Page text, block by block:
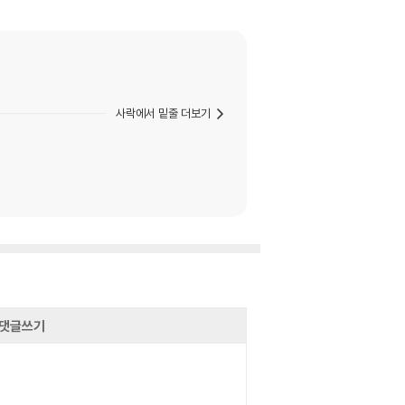
사락에서 밑줄 더보기
댓글쓰기